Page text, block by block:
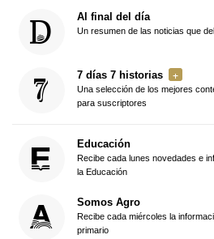
Al final del día
Un resumen de las noticias que
7 días 7 historias
Una selección de los mejores
para suscriptores
Educación
Recibe cada lunes novedades e
la Educación
Somos Agro
Recibe cada miércoles la
primario